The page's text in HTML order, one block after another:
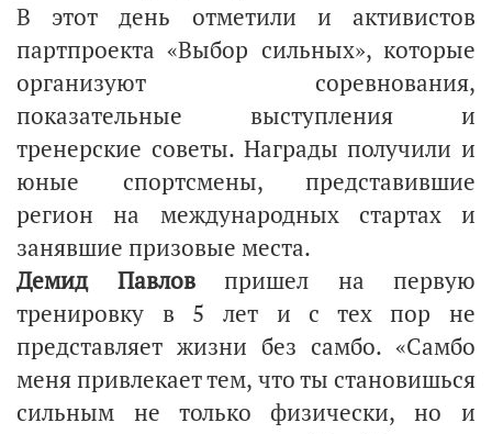
В этот день отметили и активистов
партпроекта «Выбор сильных», которые
организуют соревнования,
показательные выступления и
тренерские советы. Награды получили и
юные спортсмены, представившие
регион на международных стартах и
занявшие призовые места.
Демид Павлов пришел на первую
тренировку в 5 лет и с тех пор не
представляет жизни без самбо. «Самбо
меня привлекает тем, что ты становишься
сильным не только физически, но и